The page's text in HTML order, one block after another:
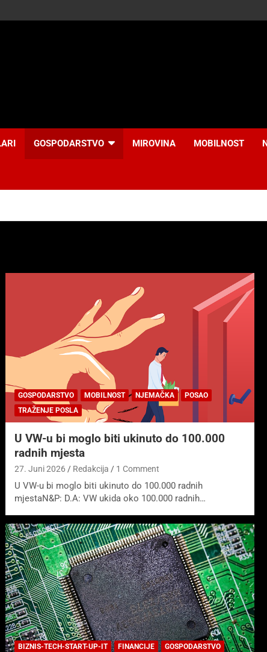
GOSPODARSTVO MIROVINA MOBILNOST
GOSPODARSTVO MOBILNOST NJEMAČKA
POSAO
TRAŽENJE POSLA
U VW-u bi moglo biti ukinuto do 100.000
radnih mjesta
27. Juni 2026 Redakcija 1 Comment
U VW-u bi moglo biti ukinuto do 100.000 radnih
mjestaN&P: D.A: VW ukida oko 100.000 radnih…
BIZNIS-TECH-START-UP-IT FINANCIJE
GOSPODARSTVO